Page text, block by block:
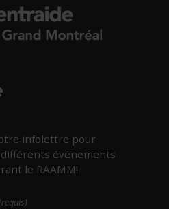
infolettre pour
différents événements
le RAAMM!